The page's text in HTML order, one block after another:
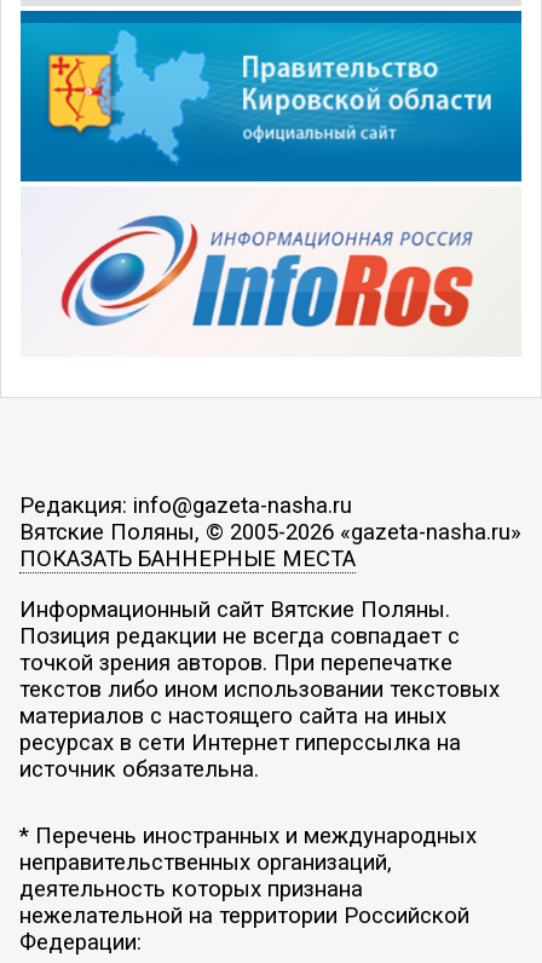
Редакция: info@gazeta-nasha.ru
Вятские Поляны, © 2005-2026 «gazeta-nasha.ru»
ПОКАЗАТЬ БАННЕРНЫЕ МЕСТА
Информационный сайт Вятские Поляны.
Позиция редакции не всегда совпадает с
точкой зрения авторов. При перепечатке
текстов либо ином использовании текстовых
материалов с настоящего сайта на иных
ресурсах в сети Интернет гиперссылка на
источник обязательна.
* Перечень иностранных и международных
неправительственных организаций,
деятельность которых признана
нежелательной на территории Российской
Федерации: